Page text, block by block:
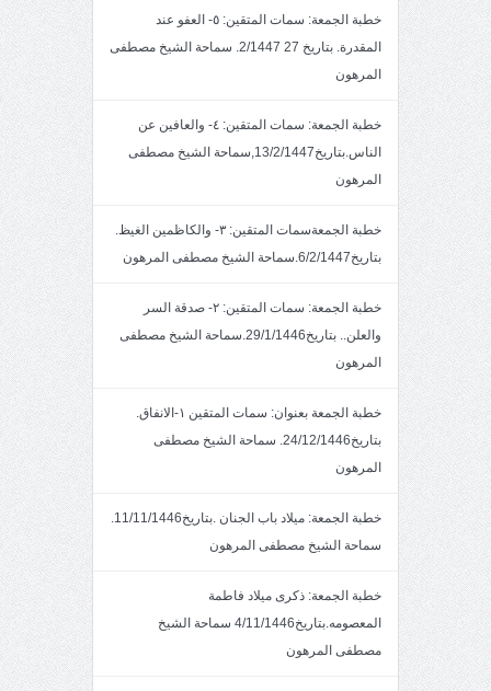
خطبة الجمعة: سمات المتقين: ٥- العفو عند
المقدرة. بتاريخ 27 2/1447. سماحة الشيخ مصطفى
المرهون
خطبة الجمعة: سمات المتقين: ٤- والعافين عن
الناس.بتاريخ13/2/1447,سماحة الشيخ مصطفى
المرهون
خطبة الجمعةسمات المتقين: ٣- والكاظمين الغيظ.
بتاريخ6/2/1447.سماحة الشيخ مصطفى المرهون
خطبة الجمعة: سمات المتقين: ٢- صدقة السر
والعلن.. بتاريخ29/1/1446.سماحة الشيخ مصطفى
المرهون
خطبة الجمعة بعنوان: سمات المتقين ١-الانفاق.
بتاريخ24/12/1446. سماحة الشيخ مصطفى
المرهون
سماحة الشيخ مصطفى المرهون
خطبة الجمعة: ذكرى ميلاد فاطمة
المعصومه.بتاريخ4/11/1446 سماحة الشيخ
مصطفى المرهون